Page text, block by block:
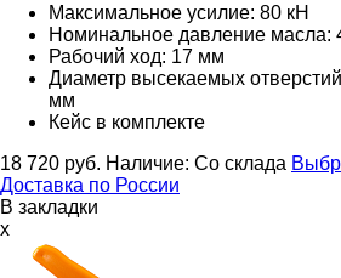
Максимальное усилие: 80 кН
Номинальное давление масла:
Рабочий ход: 17 мм
Диаметр высекаемых
мм
Кейс в комплекте
18 720 руб. Наличие: Со склада
Доставка по России
В закладки
x